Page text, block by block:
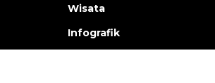
Wisata
Infografik